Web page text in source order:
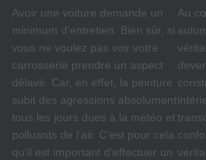
Avoir une voiture demande un
minimum d’entretien. Bien sûr, si
vous ne voulez pas voir votre
carrosserie prendre un aspect
délavé. Car, en effet, la peinture
subit des agressions absolument
tous les jours dues à la météo et
polluants de l’air. C’est pour cela
qu’il est important d’effectuer un
Au